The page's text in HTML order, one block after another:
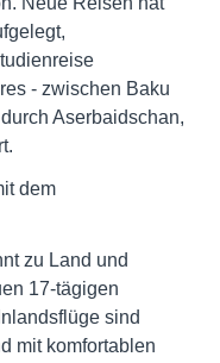
- zwischen Baku
Aserbaidschan,
dem
zu Land und
17-tägigen
sind
mit komfortablen